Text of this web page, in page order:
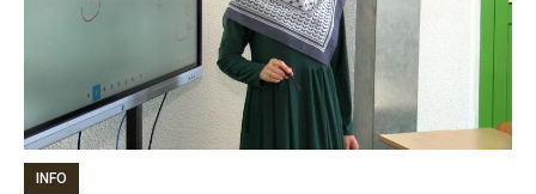
INFO